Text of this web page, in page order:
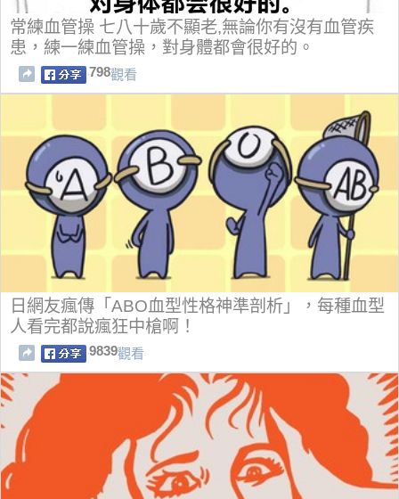
常練血管操 七八十歲不顯老,無論你有沒有血管疾
患，練一練血管操，對身體都會很好的。
798觀看
日網友瘋傳「ABO血型性格神準剖析」，每種血型
人看完都說瘋狂中槍啊！
9839觀看